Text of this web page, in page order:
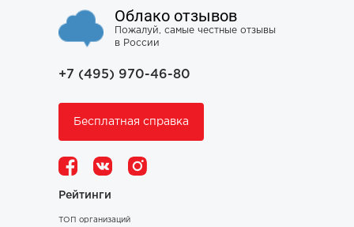
Облако отзывов
Пожалуй, самые честные отзывы
в России
+7 (495) 970-46-80
Бесплатная справка
Рейтинги
ТОП организаций